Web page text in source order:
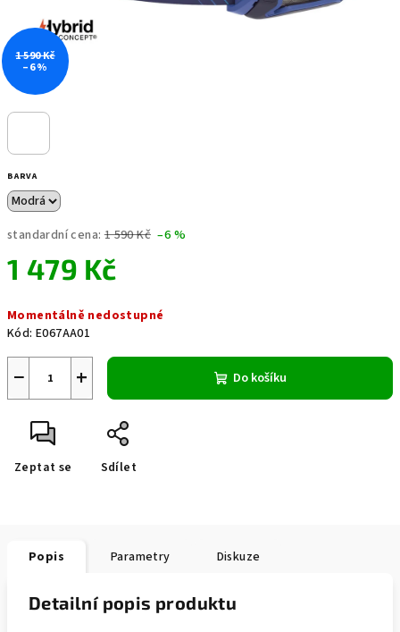
BARVA
standardní cena: 1 590 Kč –6 %
1 479 Kč
cena:
Momentálně nedostupné
Kód: E067AA01
+
− Do košíku
Zeptat se Sdílet
1 590 Kč
–6 %
Popis Parametry Diskuze
Detailní popis produktu